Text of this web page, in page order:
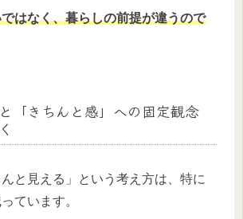
はなく、暮らしの前提が違うので
「きちんと感」への固定観念
んと見える」という考え方は、特に
ています。